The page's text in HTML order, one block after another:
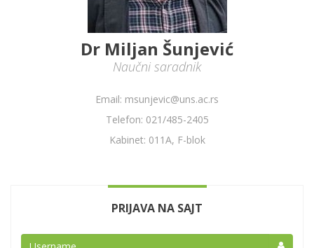
Dr Miljan Šunjević
Naučni saradnik
Email: msunjevic@uns.ac.rs
Telefon: 021/485-2405
Kabinet: 011A, F-blok
PRIJAVA NA SAJT